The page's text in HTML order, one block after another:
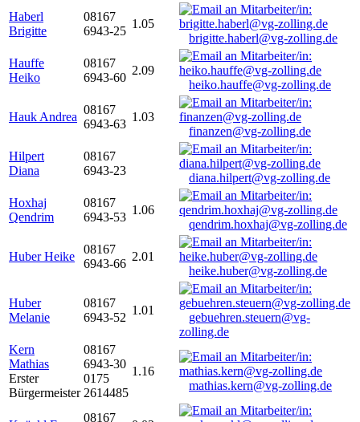
Haberl
Brigitte
08167
6943-25
1.05
brigitte.haberl@vg-zolling.de
Hauffe
Heiko
08167
6943-60
2.09
heiko.hauffe@vg-zolling.de
Hauk Andrea
08167
6943-63
1.03
finanzen@vg-zolling.de
Hilpert
Diana
08167
6943-23
diana.hilpert@vg-zolling.de
Hoxhaj
Qendrim
08167
6943-53
1.06
qendrim.hoxhaj@vg-zolling.de
Huber Heike
08167
6943-66
2.01
heike.huber@vg-zolling.de
Huber
Melanie
08167
6943-52
1.01
gebuehren.steuern@vg-
zolling.de
Kern
Mathias
Erster
Bürgermeister
08167
6943-30
0175
2614485
1.16
mathias.kern@vg-zolling.de
08167